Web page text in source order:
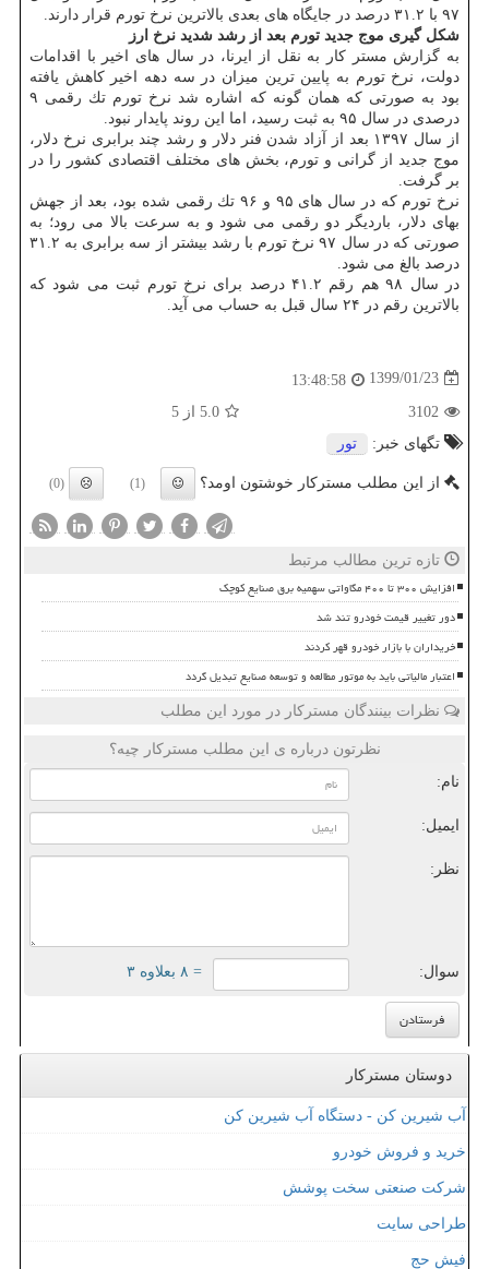
۹۷ با ۳۱.۲ درصد در جایگاه های بعدی بالاترین نرخ تورم قرار دارند.
شكل گیری موج جدید تورم بعد از رشد شدید نرخ ارز
به گزارش مستر كار به نقل از ایرنا، در سال های اخیر با اقدامات
دولت، نرخ تورم به پایین ترین میزان در سه دهه اخیر كاهش یافته
بود به صورتی كه همان گونه كه اشاره شد نرخ تورم تك رقمی ۹
درصدی در سال ۹۵ به ثبت رسید، اما این روند پایدار نبود.
از سال ۱۳۹۷ بعد از آزاد شدن فنر دلار و رشد چند برابری نرخ دلار،
موج جدید از گرانی و تورم، بخش های مختلف اقتصادی كشور را در
بر گرفت.
نرخ تورم كه در سال های ۹۵ و ۹۶ تك رقمی شده بود، بعد از جهش
بهای دلار، باردیگر دو رقمی می شود و به سرعت بالا می رود؛ به
صورتی كه در سال ۹۷ نرخ تورم با رشد بیشتر از سه برابری به ۳۱.۲
درصد بالغ می شود.
در سال ۹۸ هم رقم ۴۱.۲ درصد برای نرخ تورم ثبت می شود كه
بالاترین رقم در ۲۴ سال قبل به حساب می آید.
1399/01/23
13:48:58
3102
5.0 از 5
تگهای خبر:
تور
از این مطلب مسترکار خوشتون اومد؟ (1)
(0)
تازه ترین مطالب مرتبط
افزایش ۳۰۰ تا ۴۰۰ مگاواتی سهمیه برق صنایع کوچک
دور تغییر قیمت خودرو تند شد
خریداران با بازار خودرو قهر کردند
اعتبار مالیاتی باید به موتور مطالعه و توسعه صنایع تبدیل گردد
نظرات بینندگان مسترکار در مورد این مطلب
نظرتون درباره ی این مطلب مسترکار چیه؟
نام:
ایمیل:
نظر:
سوال: = ۸ بعلاوه ۳
دوستان مسترکار
آب شیرین کن - دستگاه آب شیرین کن
خرید و فروش خودرو
شرکت صنعتی سخت پوشش
طراحی سایت
فیش حج